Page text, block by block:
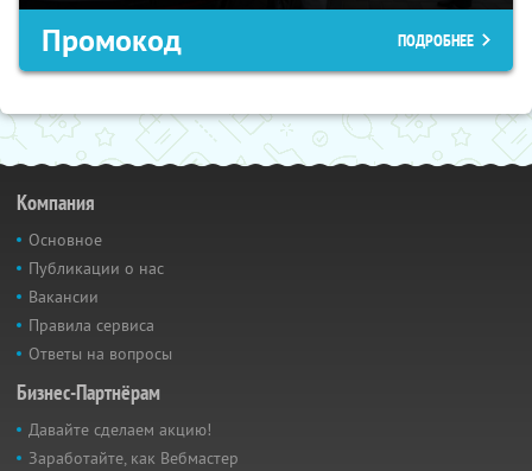
Промокод ПОДРОБНЕЕ
Компания
Основное
Публикации о нас
Вакансии
Правила сервиса
Ответы на вопросы
Бизнес-Партнёрам
Давайте сделаем акцию!
Заработайте, как Вебмастер